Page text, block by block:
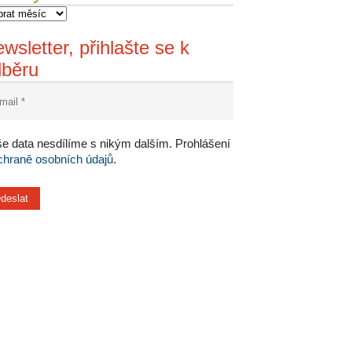
přihlašte se k
data nesdílíme s nikým dalším. Prohlášení
osobních údajů.